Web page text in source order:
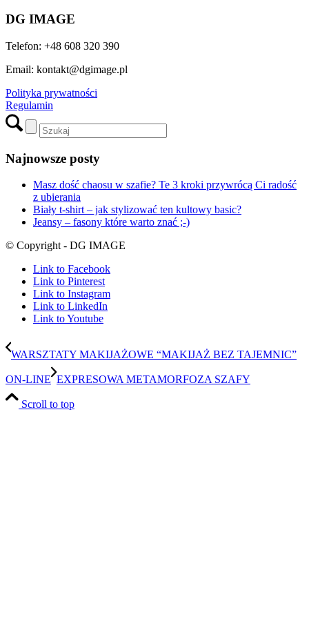
DG IMAGE
Telefon: +48 608 320 390
Email: kontakt@dgimage.pl
Polityka prywatności
Regulamin
Najnowsze posty
Masz dość chaosu w szafie? Te 3 kroki przywrócą Ci radość
z ubierania
Biały t-shirt – jak stylizować ten kultowy basic?
Jeansy – fasony które warto znać ;-)
© Copyright - DG IMAGE
Link to Facebook
Link to Pinterest
Link to Instagram
Link to LinkedIn
Link to Youtube
WARSZTATY MAKIJAŻOWE “MAKIJAŻ BEZ TAJEMNIC”
ON-LINE EXPRESOWA METAMORFOZA SZAFY
Scroll to top